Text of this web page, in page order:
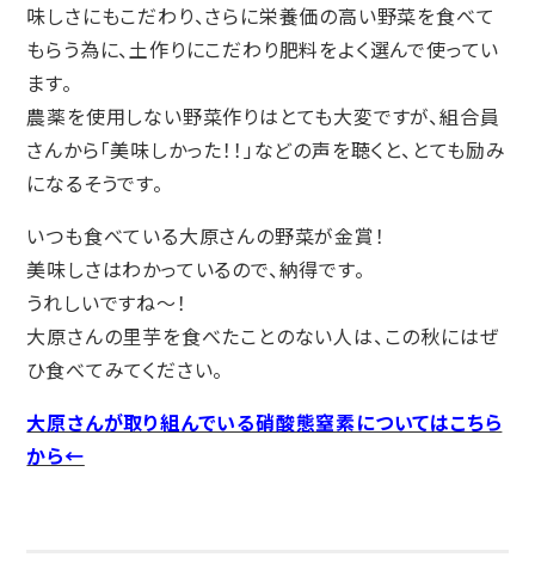
味しさにもこだわり、さらに栄養価の高い野菜を食べて
もらう為に、土作りにこだわり肥料をよく選んで使ってい
ます。
農薬を使用しない野菜作りはとても大変ですが、組合員
さんから「美味しかった！！」などの声を聴くと、とても励み
になるそうです。
いつも食べている大原さんの野菜が金賞！
美味しさはわかっているので、納得です。
うれしいですね〜！
大原さんの里芋を食べたことのない人は、この秋にはぜ
ひ食べてみてください。
大原さんが取り組んでいる硝酸態窒素についてはこちら
から←